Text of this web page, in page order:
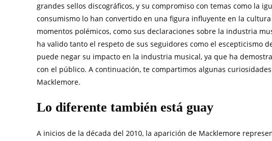
grandes sellos discográficos, y su compromiso con temas como la
consumismo lo han convertido en una figura influyente en la
momentos polémicos, como sus declaraciones sobre la industria
ha valido tanto el respeto de sus seguidores como el escepticismo
puede negar su impacto en la industria musical, ya que ha
con el público. A continuación, te compartimos algunas
Macklemore.
Lo diferente también está guay
A inicios de la década del 2010, la aparición de Macklemore